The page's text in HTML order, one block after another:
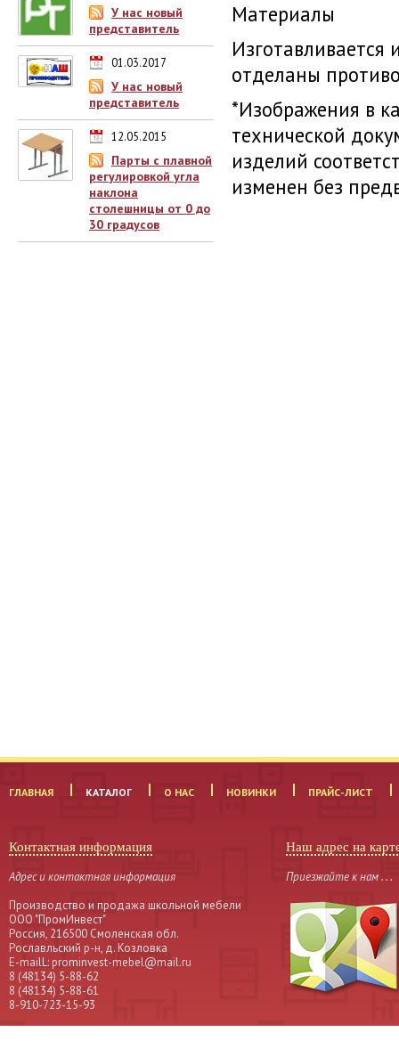
У нас новый
представитель
01.03.2017
У нас новый
представитель
12.05.2015
Парты с плавной
регулировкой угла
наклона
столешницы от 0 до
30 градусов
Материалы
отделаны
*Изображения в
технической
изделий
изменен без
ГЛАВНАЯ КАТАЛОГ О НАС НОВИНКИ ПРАЙС-ЛИСТ
Контактная информация
Адрес и контактная информация
Производство и продажа школьной мебели
OOO "ПромИнвест"
Россия, 216500 Смоленская обл.
Рославльский р-н, д. Козловка
Е-mailL: prominvest-mebel@mail.ru
8 (48134) 5-88-62
8 (48134) 5-88-61
8-910-723-15-93
Наш адрес на
Приезжайте к нам . . .